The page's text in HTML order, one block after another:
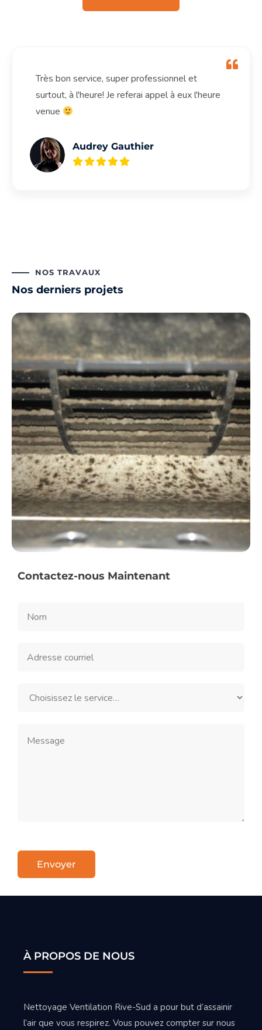
Très bon service, super professionnel et
surtout, à l'heure! Je referai appel à eux l'heure
venue
Audrey Gauthier
NOS TRAVAUX
Nos derniers projets
Contactez-nous Maintenant
Contact
Envoyer
À PROPOS DE NOUS
Nettoyage Ventilation Rive-Sud a pour but d’assainir
l’air que vous respirez. Vous pouvez compter sur nous